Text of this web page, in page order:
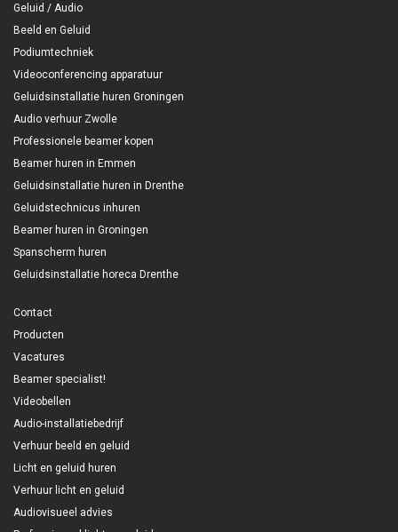
Geluid / Audio
Beeld en Geluid
Podiumtechniek
Videoconferencing apparatuur
Geluidsinstallatie huren Groningen
Audio verhuur Zwolle
Professionele beamer kopen
Beamer huren in Emmen
Geluidsinstallatie huren in Drenthe
Geluidstechnicus inhuren
Beamer huren in Groningen
Spanscherm huren
Geluidsinstallatie horeca Drenthe
Contact
Producten
Vacatures
Beamer specialist!
Videobellen
Audio-installatiebedrijf
Verhuur beeld en geluid
Licht en geluid huren
Verhuur licht en geluid
Audiovisueel advies